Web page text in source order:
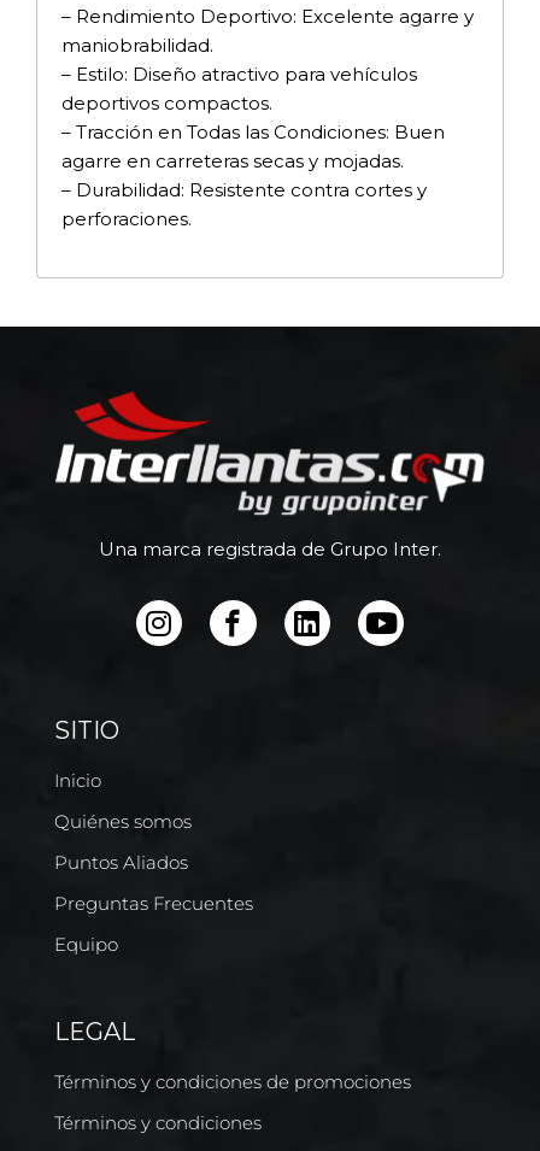
– Rendimiento Deportivo: Excelente agarre y
maniobrabilidad.
– Estilo: Diseño atractivo para vehículos
deportivos compactos.
– Tracción en Todas las Condiciones: Buen
agarre en carreteras secas y mojadas.
– Durabilidad: Resistente contra cortes y
perforaciones.
Una marca registrada de Grupo Inter.
SITIO
Inicio
Quiénes somos
Puntos Aliados
Preguntas Frecuentes
Equipo
LEGAL
Términos y condiciones de promociones
Términos y condiciones